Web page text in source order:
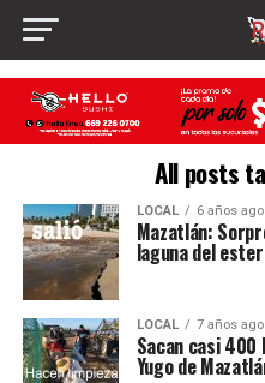
All posts
LOCAL 6 años ago
Mazatlán:
laguna del
LOCAL 7 años ago
Sacan casi
Yugo de